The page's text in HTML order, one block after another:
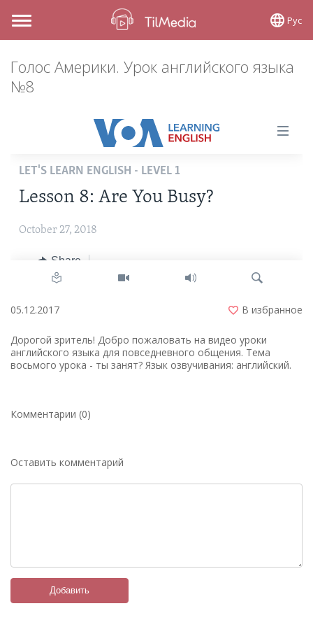
Toggle
navigation
Рус
Голос Америки. Урок английского языка
№8
05.12.2017 В избранное
Дорогой зритель! Добро пожаловать на видео уроки
английского языка для повседневного общения. Тема
восьмого урока - ты занят? Язык озвучивания: английский.
Комментарии (0)
Оставить комментарий
Добавить